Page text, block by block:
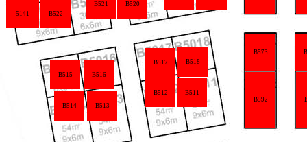
B511
B512
B513
B514
B515 B516
B517 B518
B520
B521
B522
B573
B592
5141